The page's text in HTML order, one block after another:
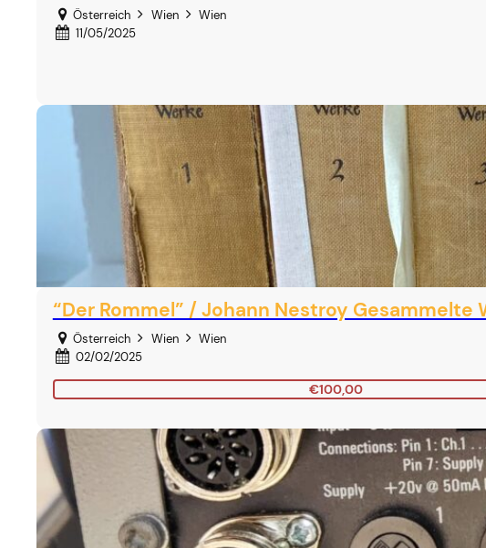
Österreich Wien
Wien
11/05/2025
“Der Rommel” / Johann Nestroy
Österreich Wien
Wien
02/02/2025
€100,00